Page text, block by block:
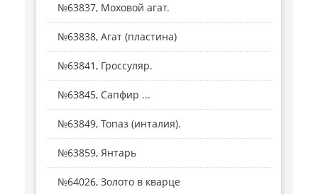
№63837, Моховой агат.
№63838, Агат (пластина)
№63841, Гроссуляр.
№63845, Сапфир ...
№63849, Топаз (инталия).
№63859, Янтарь
№64026, Золото в кварце